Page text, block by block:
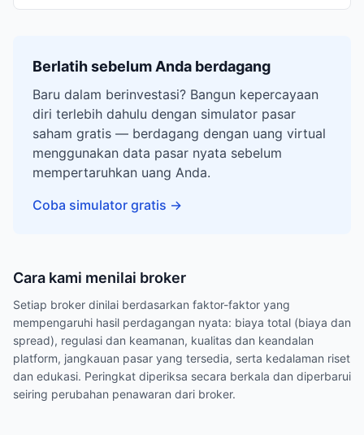
Berlatih sebelum Anda berdagang
Baru dalam berinvestasi? Bangun kepercayaan
diri terlebih dahulu dengan simulator pasar
saham gratis — berdagang dengan uang virtual
menggunakan data pasar nyata sebelum
mempertaruhkan uang Anda.
Coba simulator gratis →
Cara kami menilai broker
Setiap broker dinilai berdasarkan faktor-faktor yang
mempengaruhi hasil perdagangan nyata: biaya total (biaya dan
spread), regulasi dan keamanan, kualitas dan keandalan
platform, jangkauan pasar yang tersedia, serta kedalaman riset
dan edukasi. Peringkat diperiksa secara berkala dan diperbarui
seiring perubahan penawaran dari broker.